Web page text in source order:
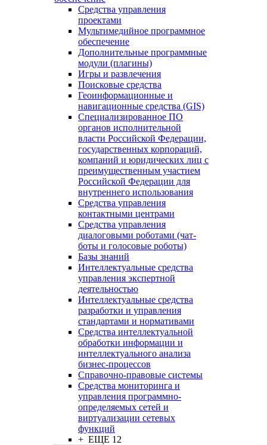
Средства управления
проектами
Мультимедийное программное
обеспечение
Дополнительные программные
модули (плагины)
Игры и развлечения
Поисковые средства
Геоинформационные и
навигационные средства (GIS)
Специализированное ПО
органов исполнительной
власти Российской Федерации,
государственных корпораций,
компаний и юридических лиц с
преимущественным участием
Российской Федерации для
внутреннего использования
Средства управления
контактными центрами
Средства управления
диалоговыми роботами (чат-
боты и голосовые роботы)
Базы знаний
Интеллектуальные средства
управления экспертной
деятельностью
Интеллектуальные средства
разработки и управления
стандартами и нормативами
Средства интеллектуальной
обработки информации и
интеллектуального анализа
бизнес-процессов
Справочно-правовые системы
Средства мониторинга и
управления программно-
определяемых сетей и
виртуализации сетевых
функций
+ ЕЩЕ 12